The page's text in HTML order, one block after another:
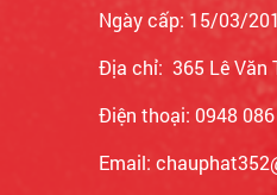
Ngày cấp: 15/03/
Địa chỉ: 365 Lê Văn
Điện thoại: 0948 086
Email: